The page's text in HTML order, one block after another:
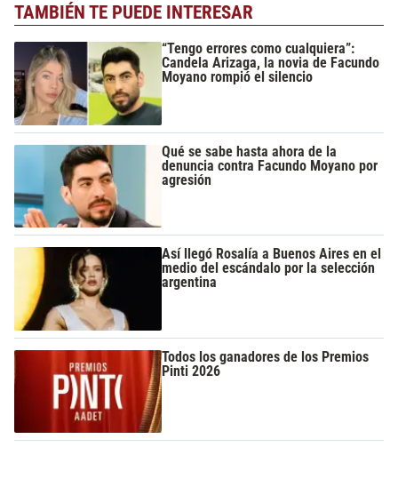
TAMBIÉN TE PUEDE INTERESAR
“Tengo errores como cualquiera”:
Candela Arizaga, la novia de Facundo
Moyano rompió el silencio
Qué se sabe hasta ahora de la
denuncia contra Facundo Moyano por
agresión
Así llegó Rosalía a Buenos Aires en el
medio del escándalo por la selección
argentina
Todos los ganadores de los Premios
Pinti 2026